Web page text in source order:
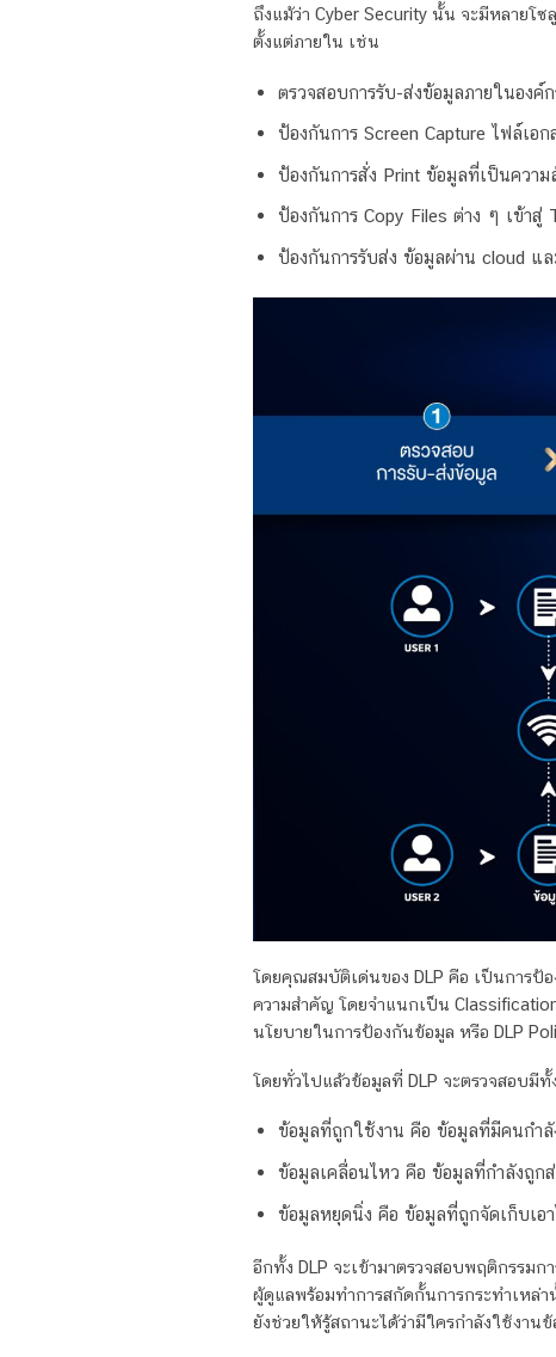
ถึงแม้ว่า Cyber Security นั้น จะมีหลายโ
ตั้งแต่ภายใน เช่น
ตรวจสอบการรับ-ส่งข้อมูลภายในองค์
ป้องกันการ Screen Capture ไฟล์เอ
ป้องกันการสั่ง Print ข้อมูลที่เป็นความ
ป้องกันการ Copy Files ต่าง ๆ เข้าสู่
ป้องกันการรับส่ง ข้อมูลผ่าน cloud แล
โดยคุณสมบัติเด่นของ DLP คือ เป็นการป้
ความสำคัญ โดยจำแนกเป็น
นโยบายในการป้องกันข้อมูล หรือ DLP
โดยทั่วไปแล้วข้อมูลที่ DLP จะตรวจสอบมี
ข้อมูลที่ถูกใช้งาน คือ ข้อมูลที่มีคนกำ
ข้อมูลเคลื่อนไหว คือ ข้อมูลที่กำลังถูก
ข้อมูลหยุดนิ่ง คือ ข้อมูลที่ถูกจัดเก็บเอ
อีกทั้ง DLP จะเข้ามาตรวจสอบพฤติกรรม
ผู้ดูแลพร้อมทำการสกัดกั้นการกระทำเหล่
ยังช่วยให้รู้สถานะได้ว่ามีใครกำลังใช้งาน